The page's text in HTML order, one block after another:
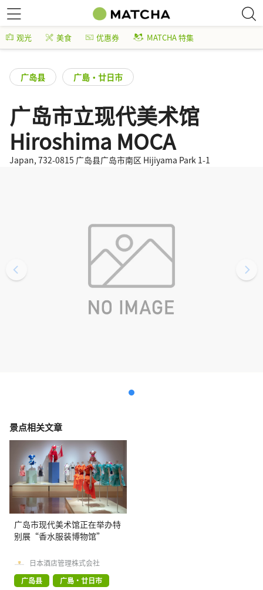
观光 美食 优惠券 MATCHA 特集
广岛县 广島・廿日市
广岛市立现代美术馆
Hiroshima MOCA
Japan, 732-0815 广岛县广岛市南区 Hijiyama Park 1-1
景点相关文章
广岛市现代美术馆正在举办特
别展“香水服装博物馆”
日本酒店管理株式会社
广岛县
广島・廿日市